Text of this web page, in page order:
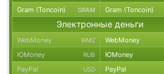
Gram (Toncoin) GRAM Gram (Toncoin)
Электронные деньги
WebMoney WMZ WebMoney
ЮMoney RUB ЮMoney
PayPal USD PayPal